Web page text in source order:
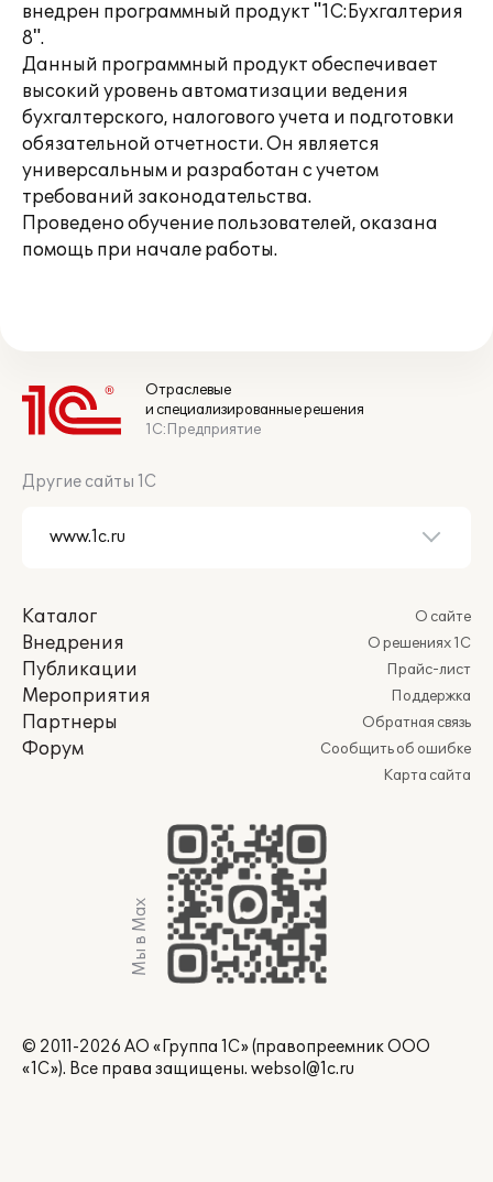
внедрен программный продукт "1С:Бухгалтерия
8".
Данный программный продукт обеспечивает
высокий уровень автоматизации ведения
бухгалтерского, налогового учета и подготовки
обязательной отчетности. Он является
универсальным и разработан с учетом
требований законодательства.
Проведено обучение пользователей, оказана
помощь при начале работы.
Отраслевые
и специализированные решения
1С:Предприятие
Другие сайты 1С
Каталог
Внедрения
Публикации
Мероприятия
Партнеры
Форум
О сайте
О решениях 1С
Прайс-лист
Поддержка
Обратная связь
Сообщить об ошибке
Карта сайта
Мы в Max
© 2011-2026 АО «Группа 1С» (правопреемник ООО
«1С»). Все права защищены. websol@1c.ru